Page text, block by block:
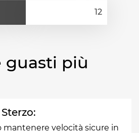
guasti più
mantenere velocità sicure in